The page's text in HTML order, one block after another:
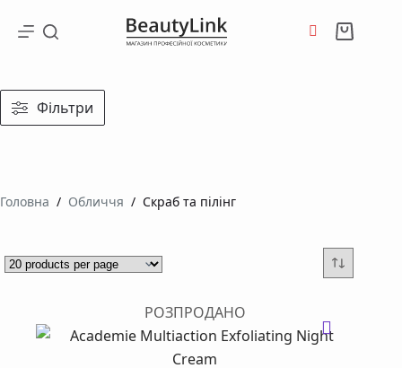
Кошик
Головна / Обличчя / Скраб та пілінг
РОЗПРОДАНО
Фільтри